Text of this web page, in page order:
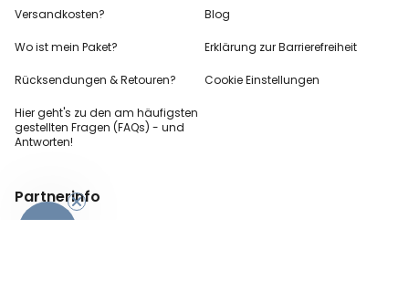
Versandkosten?
Wo ist mein Paket?
Rücksendungen & Retouren?
Hier geht's zu den am häufigsten
gestellten Fragen (FAQs) - und
Antworten!
Blog
Erklärung zur Barrierefreiheit
Cookie Einstellungen
Partnerinfo